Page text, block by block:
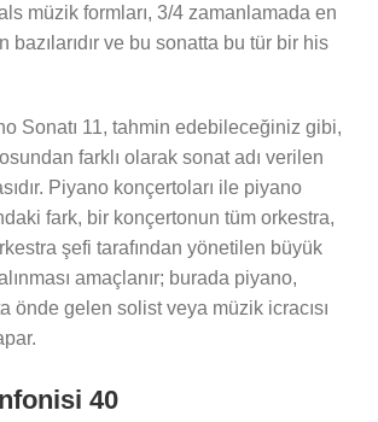
müzik formları, 3/4 zamanlamada en
bazılarıdır ve bu sonatta bu tür bir his
Sonatı 11, tahmin edebileceğiniz gibi,
farklı olarak sonat adı verilen
Piyano konçertoları ile piyano
fark, bir konçertonun tüm orkestra,
şefi tarafından yönetilen büyük
amaçlanır; burada piyano,
önde gelen solist veya müzik icracısı
40